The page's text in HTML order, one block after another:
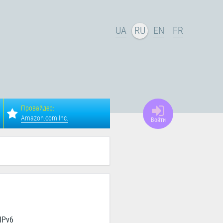
UA RU EN FR
Войти
Провайдер:
Amazon.com Inc.
IPv6